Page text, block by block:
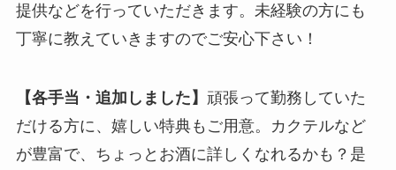
提供などを行っていただきます。未経験の方にも
丁寧に教えていきますのでご安心下さい！
【各手当・追加しました】 頑張って勤務していた
だける方に、嬉しい特典もご用意。カクテルなど
が豊富で、ちょっとお酒に詳しくなれるかも？是